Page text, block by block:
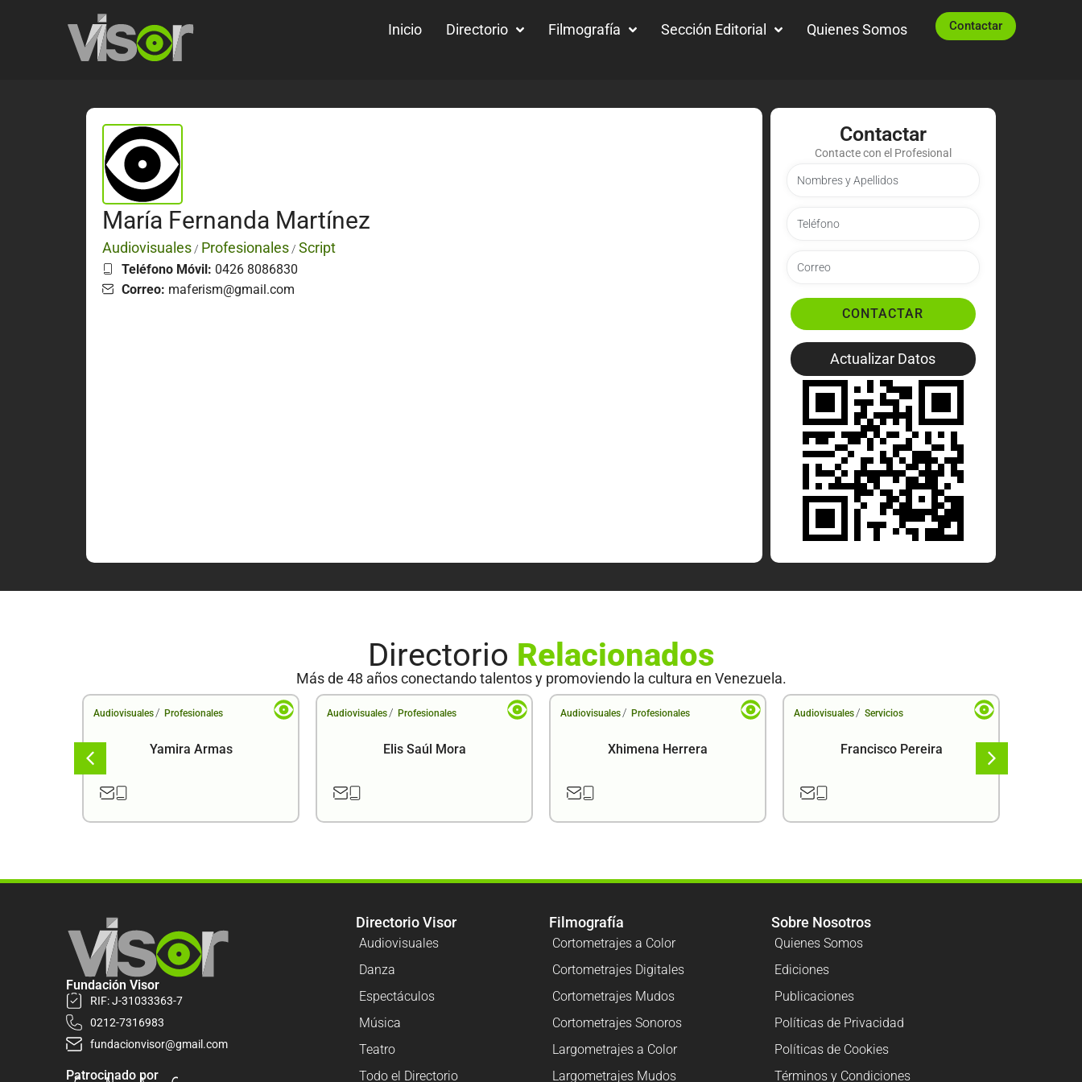
Inicio Directorio Filmografía Sección Editorial Quienes Somos Contactar
María Fernanda Martínez
Audiovisuales / Profesionales / Script
Teléfono Móvil: 0426 8086830
Correo: maferism@gmail.com
Contactar
Contacte con el Profesional
CONTACTAR
Actualizar Datos
Directorio Relacionados
Más de 48 años conectando talentos y promoviendo la cultura en Venezuela.
Audiovisuales / Profesionales
Yamira Armas
Audiovisuales / Profesionales
Elis Saúl Mora
Audiovisuales / Profesionales
Xhimena Herrera
Audiovisuales / Servicios
Francisco Pereira
Fundación Visor
RIF: J-31033363-7
0212-7316983
fundacionvisor@gmail.com
Patrocinado por
Directorio Visor
Audiovisuales
Danza
Espectáculos
Música
Teatro
Todo el Directorio
Filmografía
Cortometrajes a Color
Cortometrajes Digitales
Cortometrajes Mudos
Cortometrajes Sonoros
Largometrajes a Color
Largometrajes Mudos
Sobre Nosotros
Quienes Somos
Ediciones
Publicaciones
Políticas de Privacidad
Políticas de Cookies
Términos y Condiciones